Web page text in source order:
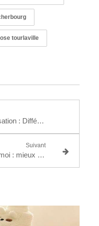
tourlaville
**Victime ou Victimisation : Différences et Conséquences sur le rétablissement**
Suivant
## La thérapie des états du moi : mieux se comprendre pour mieux se rétablir